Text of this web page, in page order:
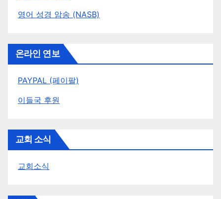
영어 성경 암송 (NASB)
온라인 연보
PAYPAL (페이팔)
이들국 후원
교회 소식
교회소식